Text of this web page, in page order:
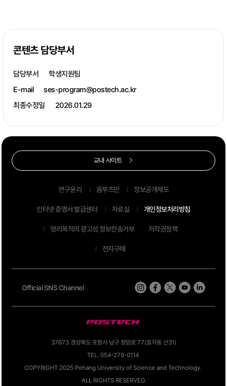
콘텐츠 담당부서
담당부서
학생지원팀
E-mail
ses-program@postech.ac.kr
최종수정일
2026.01.29
37673 경상북도 포항시 남구 청암로 77(효자동 산31)
TEL. 054-279-0114
COPYRIGHT 2025 Pohang University of Science and Technology.
ALL RIGHTS RESERVED.
Official SNS Channel
연구윤리 옴부즈만 정보공개제도
인터넷 증명서 발급센터 자료실 개인정보처리방침
영리목적의 광고성 정보전송거부 저작권정책
전자구매
교내 사이트